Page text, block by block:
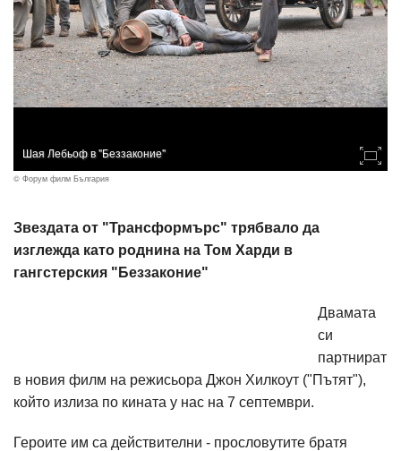
Шая Лебьоф в "Беззаконие"
© Форум филм България
Звездата от "Трансформърс" трябвало да
изглежда като роднина на Том Харди в
гангстерския "Беззаконие"
Двамата
си
партнират
в новия филм на режисьора Джон Хилкоут ("Пътят"),
който излиза по кината у нас на 7 септември.
Героите им са действителни - прословутите братя